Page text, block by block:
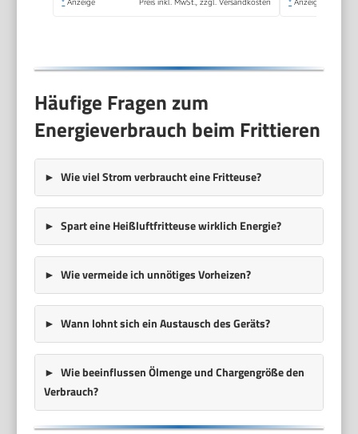
Häufige Fragen zum
Energieverbrauch beim Frittieren
Wie viel Strom verbraucht eine Fritteuse?
Spart eine Heißluftfritteuse wirklich Energie?
Wie vermeide ich unnötiges Vorheizen?
Wann lohnt sich ein Austausch des Geräts?
Wie beeinflussen Ölmenge und Chargengröße den
Verbrauch?